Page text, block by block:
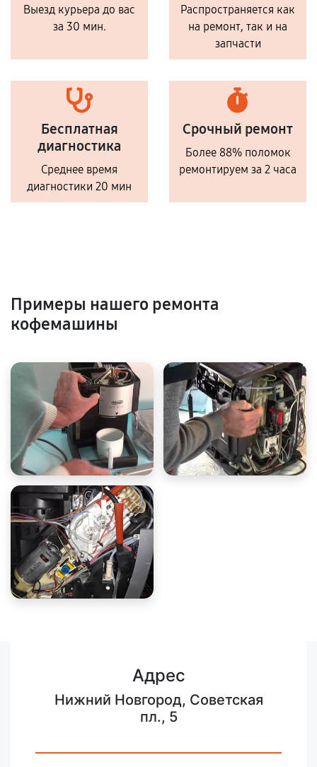
Выезд курьера до вас
за 30 мин.
Распространяется как
на ремонт, так и на
запчасти
Бесплатная
диагностика
Среднее время
диагностики 20 мин
Срочный ремонт
Более 88% поломок
ремонтируем за 2 часа
Примеры нашего ремонта
кофемашины
Адрес
Нижний Новгород, Советская
пл., 5